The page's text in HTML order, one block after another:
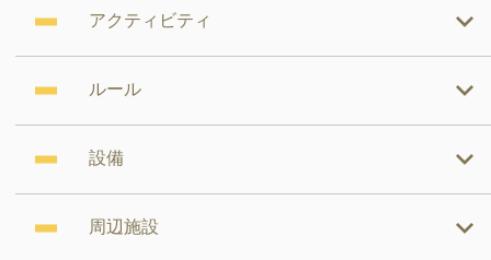
アクティビティ
ルール
設備
周辺施設